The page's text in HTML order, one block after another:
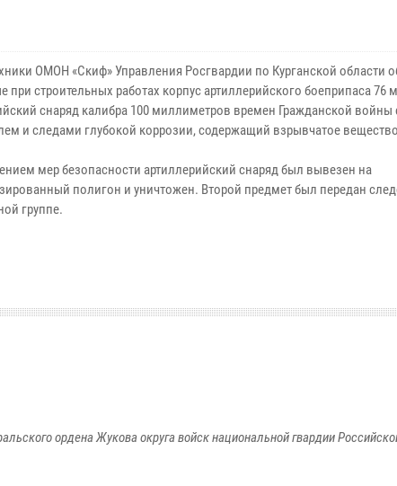
ОМОН «Скиф» Управления Росгвардии по Курганской области
при строительных работах корпус артиллерийского боеприпаса 76
снаряд калибра 100 миллиметров времен Гражданской
и следами глубокой коррозии, содержащий взрывчатое
мер безопасности артиллерийский снаряд был вывезен на
полигон и уничтожен. Второй предмет был передан
группе.
ордена Жукова округа войск национальной гвардии